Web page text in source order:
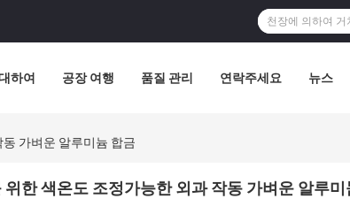
하여 공장 여행 품질 관리 연락주세요 뉴스
가벼운 알루미늄 합금
위한 색온도 조정가능한 외과 작동 가벼운 알루미